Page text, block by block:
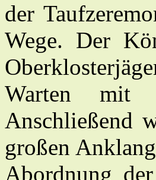
der
Wege. Der
Warten mit
Anschließend
großen
Abordnung